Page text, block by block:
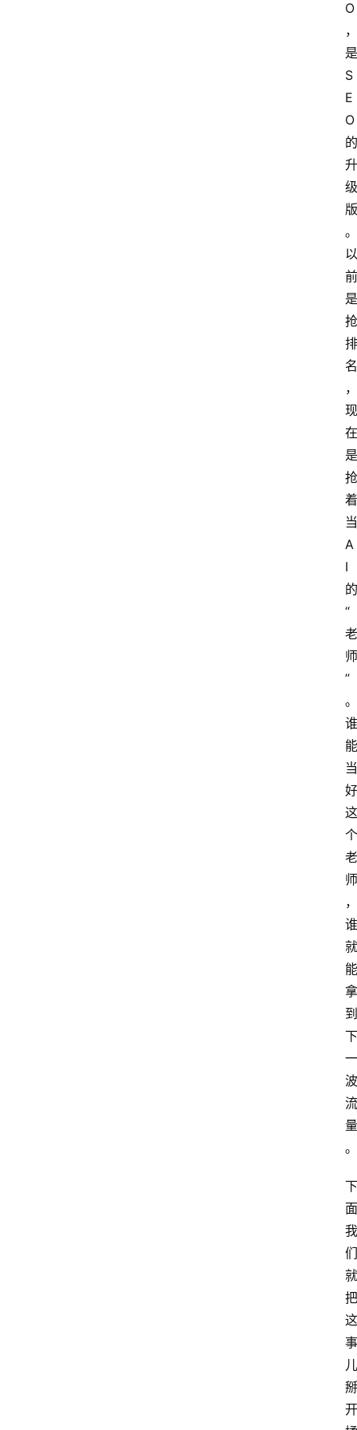
O
，
是
S
E
O
的
升
级
版
。
以
前
是
抢
排
名
，
现
在
是
抢
着
当
A
I
的
“
老
师
”
。
谁
能
当
好
这
个
老
师
，
谁
就
能
拿
到
下
一
波
流
量
。
下
面
我
们
就
把
这
事
儿
掰
开